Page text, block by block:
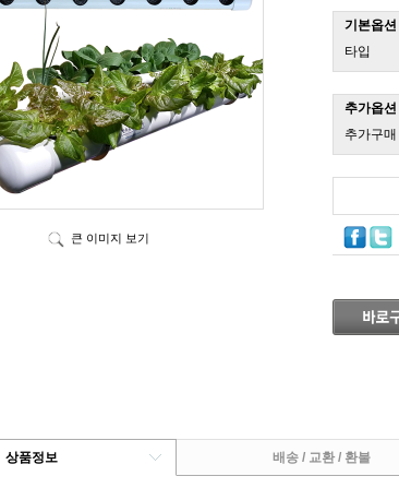
큰 이미지 보기
기본옵션
타입
추가옵션
추가구매
상품정보 배송 / 교환 / 환불